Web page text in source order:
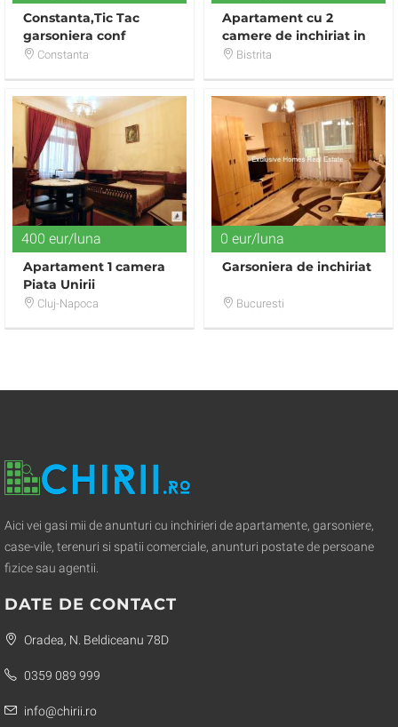
Constanta,Tic Tac
garsoniera conf
1termen lung
Constanta
Apartament cu 2
camere de inchiriat in
zona Stefan cel Mare
Bistrita
400 eur/luna
Apartament 1 camera
Piata Unirii
Cluj-Napoca
0 eur/luna
Garsoniera de inchiriat
Bucuresti
Aici vei gasi mii de anunturi cu inchirieri de apartamente, garsoniere,
case-vile, terenuri si spatii comerciale, anunturi postate de persoane
fizice sau agentii.
DATE DE CONTACT
Oradea, N. Beldiceanu 78D
0359 089 999
info@chirii.ro